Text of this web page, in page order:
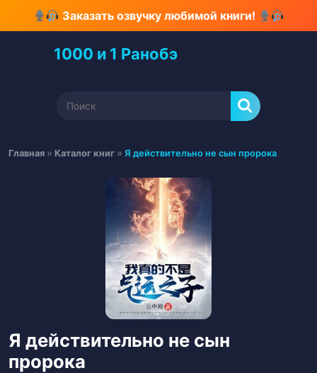
Перейти
Заказать озвучку любимой книги!
1000 и 1 Ранобэ
Найти:
Главная » Каталог книг » Я действительно не сын пророка
Я действительно не сын
пророка